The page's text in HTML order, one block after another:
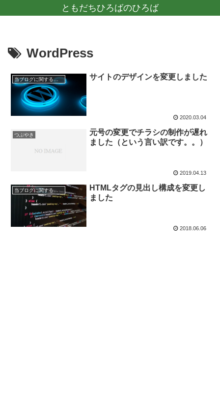
ともだちひろばのひろば
WordPress
当ブログに関するお知らせ サイトのデザインを変更しました
2020.03.04
つぶやき
元号の変更でチラシの制作が遅れ
ました（という言い訳です。。）
2019.04.13
当ブログに関するお知らせ
HTMLタグの見出し構成を変更し
ました
2018.06.06